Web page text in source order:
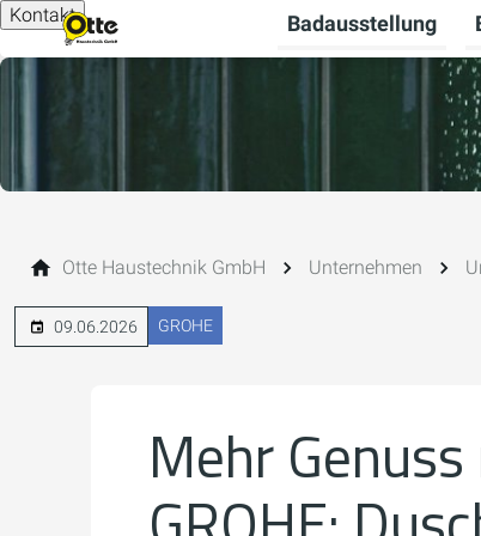
Kontakt Badausstellung
Otte Haustechnik GmbH Unternehmen
09.06.2026 GROHE
Mehr